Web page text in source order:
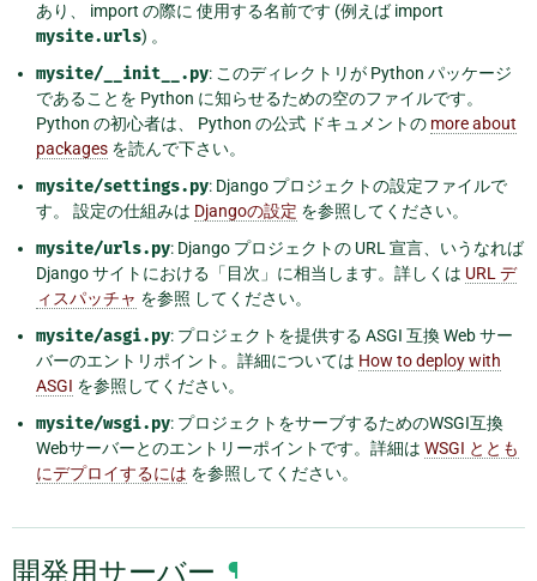
あり、 import の際に 使用する名前です (例えば import
mysite.urls) 。
mysite/__init__.py: このディレクトリが Python パッケージ
であることを Python に知らせるための空のファイルです。
Python の初心者は、 Python の公式 ドキュメントの more about
packages を読んで下さい。
mysite/settings.py: Django プロジェクトの設定ファイルで
す。 設定の仕組みは Djangoの設定 を参照してください。
mysite/urls.py: Django プロジェクトの URL 宣言、いうなれば
Django サイトにおける「目次」に相当します。詳しくは URL デ
ィスパッチャ を参照 してください。
mysite/asgi.py: プロジェクトを提供する ASGI 互換 Web サー
バーのエントリポイント。詳細については How to deploy with
ASGI を参照してください。
mysite/wsgi.py: プロジェクトをサーブするためのWSGI互換
Webサーバーとのエントリーポイントです。詳細は WSGI ととも
にデプロイするには を参照してください。
開発用サーバー ¶